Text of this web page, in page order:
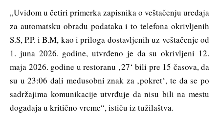
„Uvidom u četiri primerka zapisnika o veštačenju uređaja
za automatsku obradu podataka i to telefona okrivljenih
S.S, P.P. i B.M, kao i priloga dostavljenih uz veštačenje od
1. juna 2026. godine, utvrđeno je da su okrivljeni 12.
maja 2026. godine u restoranu ‚27‘ bili pre 15 časova, da
su u 23:06 dali međusobni znak za ‚pokret‘, te da se po
sadržajima komunikacije utvrđuje da nisu bili na mestu
događaja u kritično vreme“, ističu iz tužilaštva.